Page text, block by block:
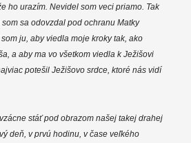
ho urazím. Nevidel som veci priamo. Tak
sa odovzdal pod ochranu Matky
ju, aby viedla moje kroky tak, ako
a aby ma vo všetkom viedla k Ježišovi
potešil Ježišovo srdce, ktoré nás vidí
stáť pod obrazom našej takej drahej
deň, v prvú hodinu, v čase veľkého